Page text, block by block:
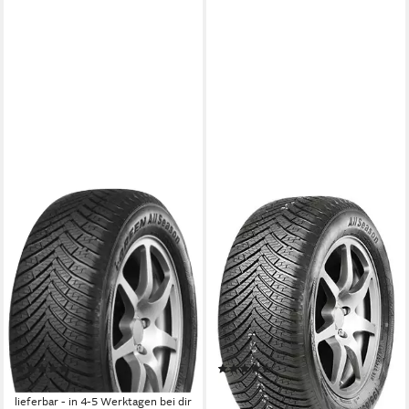
Ganzjahresreifen IGREEN
ALL SEASON, in
verschiedenen Ausführungen
erhältlich
Kraftstoffeffizienz
Produktdatenblatt
Nasshaftung
Produktdatenblatt
(3)
ab 74,99 €
lieferbar - in 4-5 Werktagen bei dir
Ganzjahresreifen IGREEN
ALLSEASON, in
verschiedenen Ausführungen
erhältlich
Kraftstoffeffizienz
Produktdatenblatt
Nasshaftung
Produktdatenblatt
(10)
112,99 €
lieferbar - in 4-5 Werktagen bei dir